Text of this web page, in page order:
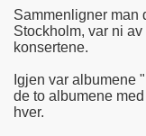
Sammenligner man
Stockholm, var ni
konsertene.
Igjen var albumene
de to albumene
hver.